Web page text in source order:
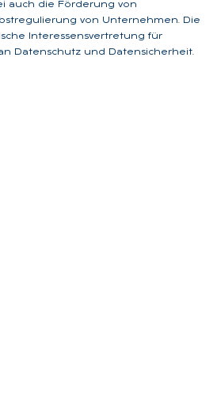
auch die Förderung von
von Unternehmen. Die
Interessensvertretung für
Datenschutz und Datensicherheit.